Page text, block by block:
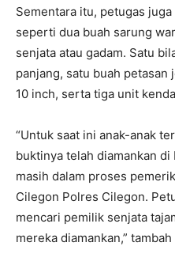
Sementara itu, petugas
seperti dua buah sarung
senjata atau gadam. Satu
panjang, satu buah petasan
10 inch, serta tiga unit
“Untuk saat ini anak-anak
buktinya telah diamankan
masih dalam proses
Cilegon Polres Cilegon.
mencari pemilik senjata
mereka diamankan,”